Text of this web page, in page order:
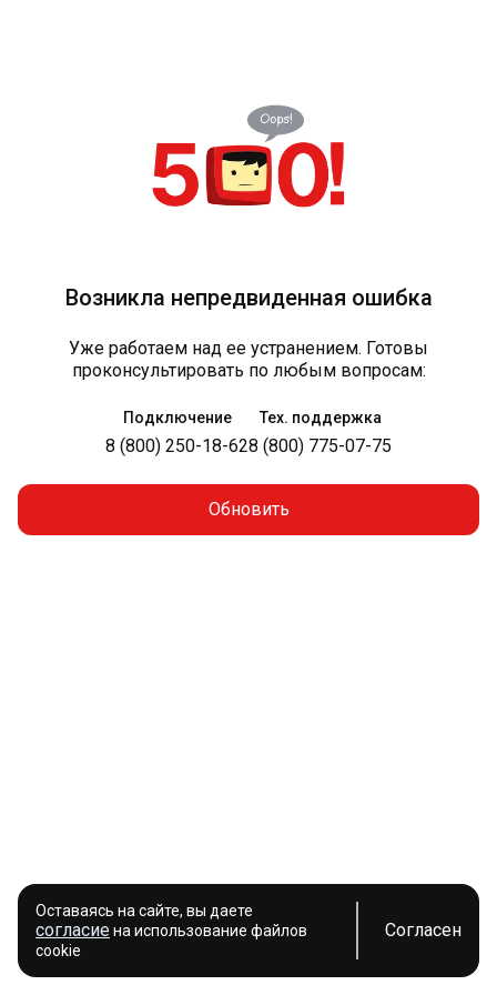
Возникла непредвиденная ошибка
Уже работаем над ее устранением. Готовы
проконсультировать по любым вопросам:
Подключение
8 (800) 250-18-62
Тех. поддержка
8 (800) 775-07-75
Обновить
Оставаясь на сайте, вы даете
согласиена использование файлов
cookie
Согласен